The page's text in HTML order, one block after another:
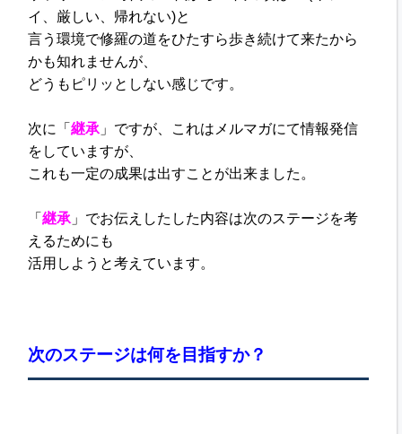
イ、厳しい、帰れない)と
言う環境で修羅の道をひたすら歩き続けて来たから
かも知れませんが、
どうもピリッとしない感じです。
次に「継承 」ですが、
これはメルマガにて情報発信
をしていますが、
これも一定の成果は出すことが出来ました。
「継承 」でお伝えしたした内容は次のステージを考
えるためにも
活用しようと考えています。
次のステージは何を目指すか？